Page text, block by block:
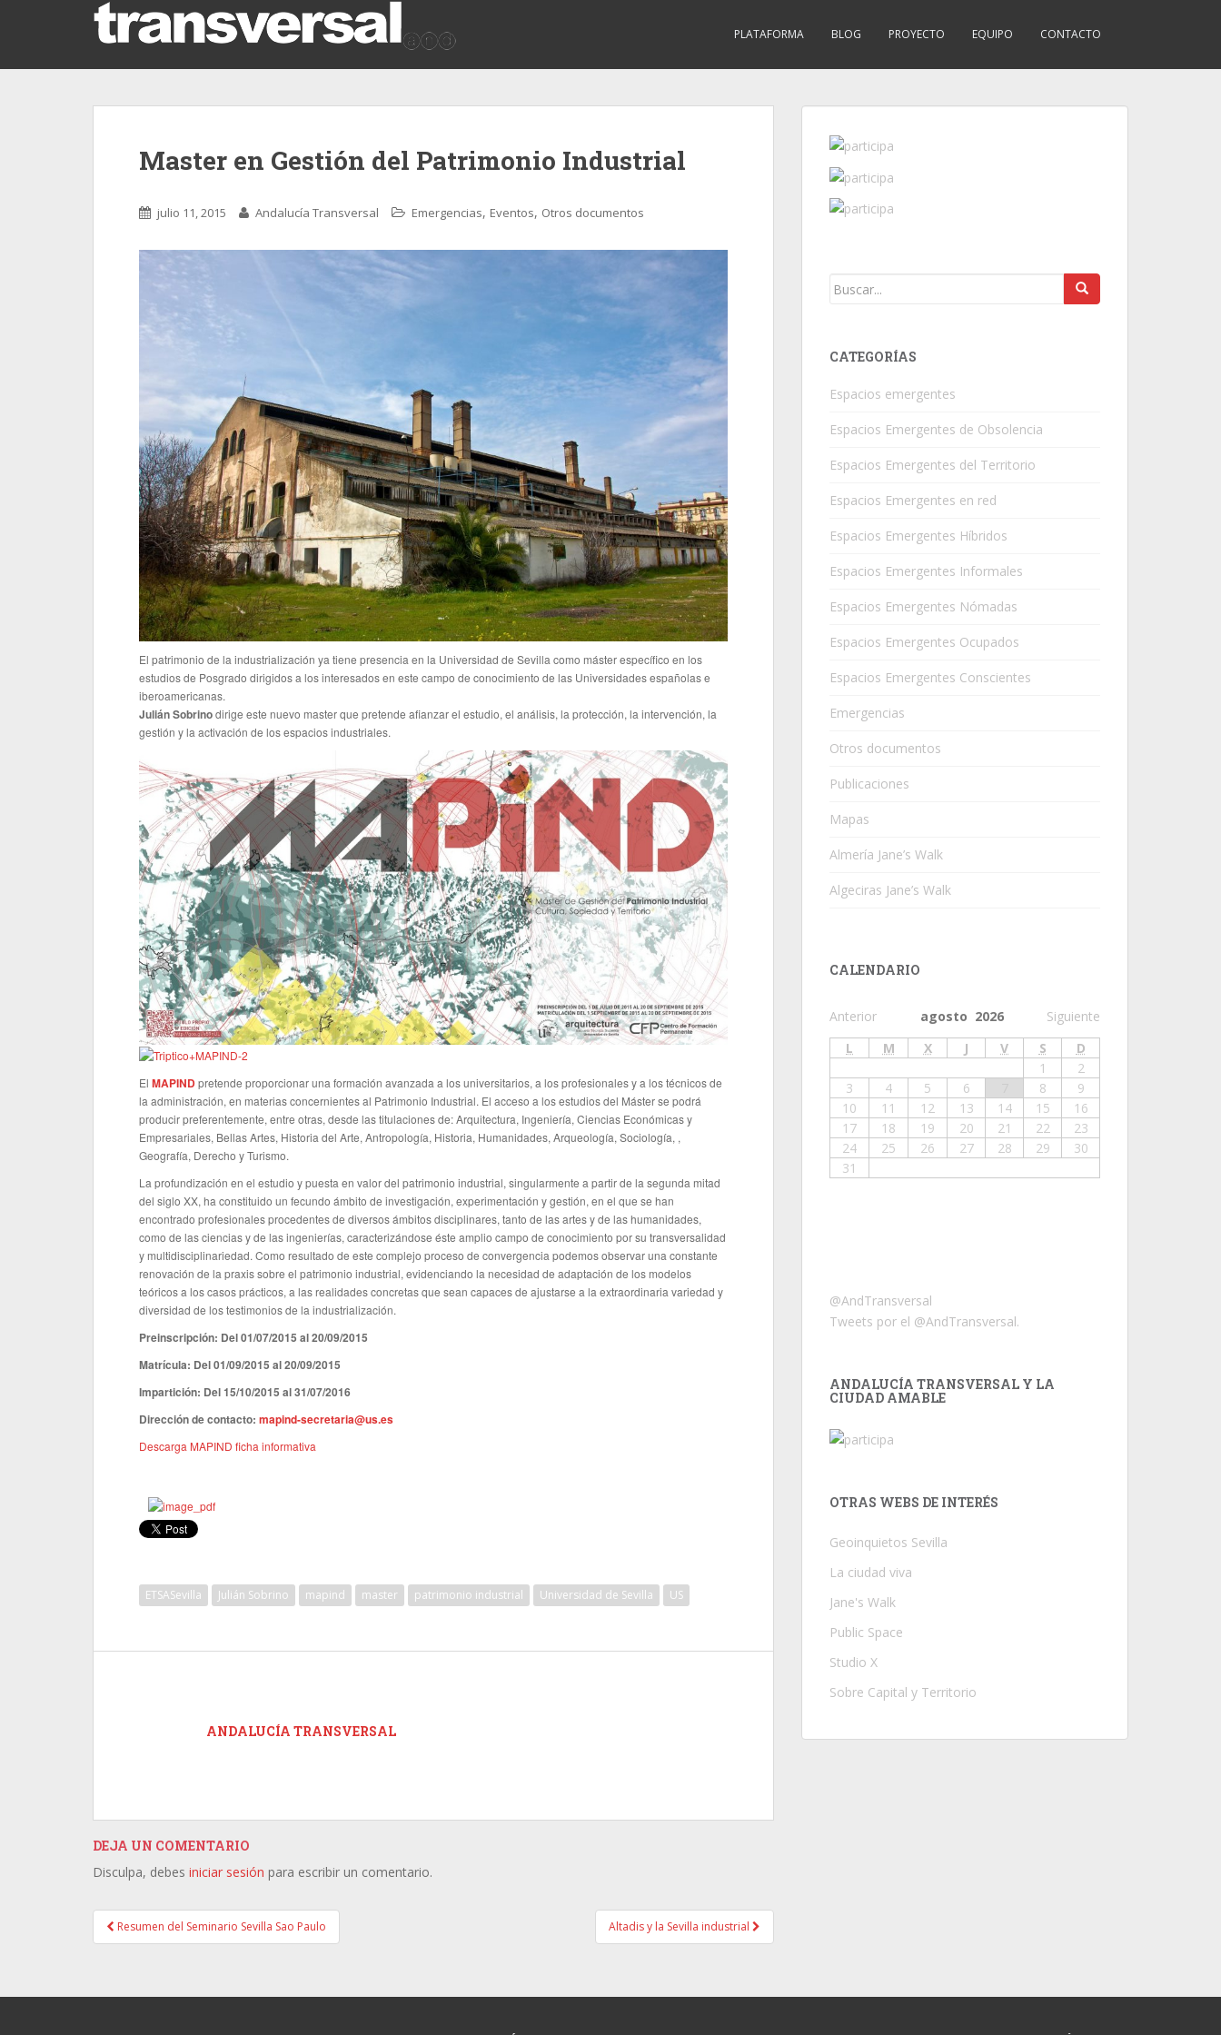
PLATAFORMA BLOG PROYECTO EQUIPO CONTACTO
Master en Gestión del Patrimonio Industrial
julio 11, 2015 Andalucía Transversal Emergencias, Eventos, Otros documentos
El patrimonio de la industrialización ya tiene presencia en la Universidad de Sevilla como máster específico en los
estudios de Posgrado dirigidos a los interesados en este campo de conocimiento de las Universidades españolas e
iberoamericanas.
Julián Sobrinodirige este nuevo master que pretende afianzar el estudio, el análisis, la protección, la intervención, la
gestión y la activación de los espacios industriales.
El MAPINDpretende proporcionar una formación avanzada a los universitarios, a los profesionales y a los técnicos de
la administración, en materias concernientes al Patrimonio Industrial. El acceso a los estudios del Máster se podrá
producir preferentemente, entre otras, desde las titulaciones de: Arquitectura, Ingeniería, Ciencias Económicas y
Empresariales, Bellas Artes, Historia del Arte, Antropología, Historia, Humanidades, Arqueología, Sociología, ,
Geografía, Derecho y Turismo.
La profundización en el estudio y puesta en valor del patrimonio industrial, singularmente a partir de la segunda mitad
del siglo XX, ha constituido un fecundo ámbito de investigación, experimentación y gestión, en el que se han
encontrado profesionales procedentes de diversos ámbitos disciplinares, tanto de las artes y de las humanidades,
como de las ciencias y de las ingenierías, caracterizándose éste amplio campo de conocimiento por su transversalidad
y multidisciplinariedad. Como resultado de este complejo proceso de convergencia podemos observar una constante
renovación de la praxis sobre el patrimonio industrial, evidenciando la necesidad de adaptación de los modelos
teóricos a los casos prácticos, a las realidades concretas que sean capaces de ajustarse a la extraordinaria variedad y
diversidad de los testimonios de la industrialización.
Preinscripción: Del 01/07/2015 al 20/09/2015
Matrícula: Del 01/09/2015 al 20/09/2015
Impartición: Del 15/10/2015 al 31/07/2016
Dirección de contacto: mapind-secretaria@us.es
Descarga MAPIND ficha informativa
ETSASevilla Julián Sobrino mapind master patrimonio industrial Universidad de Sevilla US
ANDALUCÍA TRANSVERSAL
DEJA UN COMENTARIO
Disculpa, debes iniciar sesión para escribir un comentario.
Post navigation
Resumen del Seminario Sevilla Sao Paulo Altadis y la Sevilla industrial
CATEGORÍAS
Espacios emergentes
Espacios Emergentes de Obsolencia
Espacios Emergentes del Territorio
Espacios Emergentes en red
Espacios Emergentes Híbridos
Espacios Emergentes Informales
Espacios Emergentes Nómadas
Espacios Emergentes Ocupados
Espacios Emergentes Conscientes
Emergencias
Otros documentos
Publicaciones
Mapas
Almería Jane’s Walk
Algeciras Jane’s Walk
CALENDARIO
Anterior Siguiente
agosto 2026
L
M X J V S
D
1
2
3
4 5 6 8
9
10
11 12 13 14 15
16
17
18 19 20 21 22
23
24
25 26 27 28 29
30
31
@AndTransversal
Tweets por el @AndTransversal.
ANDALUCÍA TRANSVERSAL Y LA
CIUDAD AMABLE
OTRAS WEBS DE INTERÉS
Geoinquietos Sevilla
La ciudad viva
Jane's Walk
Public Space
Studio X
Sobre Capital y Territorio